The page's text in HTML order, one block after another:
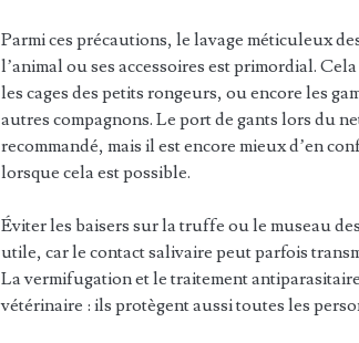
Parmi ces précautions, le lavage méticuleux
l’animal ou ses accessoires est primordial.
les cages des petits rongeurs, ou encore les
autres compagnons. Le port de gants lors du
recommandé, mais il est encore mieux d’en
lorsque cela est possible.
Éviter les baisers sur la truffe ou le museau
utile, car le contact salivaire peut parfois
La vermifugation et le traitement
vétérinaire : ils protègent aussi toutes les